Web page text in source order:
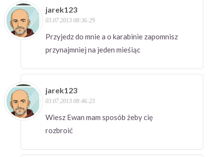
jarek123
03.07.2013 08:36:29
Przyjedz do mnie a o karabinie zapomnisz
przynajmniej na jeden mieśiąc
jarek123
03.07.2013 08:46:23
Wiesz Ewan mam sposób żeby cię
rozbroić